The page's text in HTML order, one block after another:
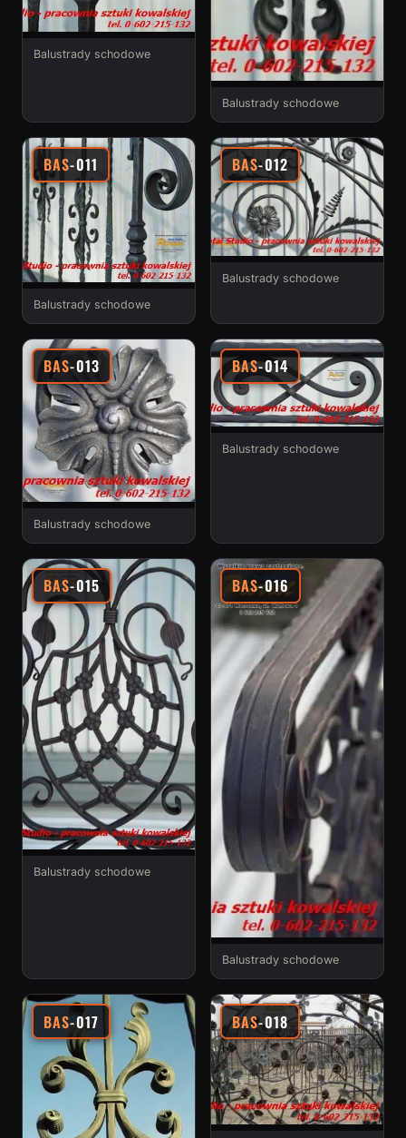
Balustrady schodowe
Balustrady schodowe
BAS-011
Balustrady schodowe
BAS-012
Balustrady schodowe
BAS-013
Balustrady schodowe
BAS-014
Balustrady schodowe
BAS-015
Balustrady schodowe
BAS-016
Balustrady schodowe
BAS-017 BAS-018